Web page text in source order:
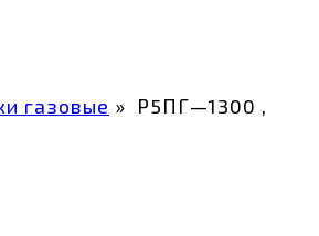
газовые » Р5ПГ—1300 ,